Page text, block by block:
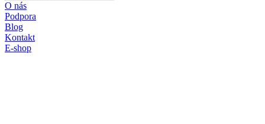
O nás
Podpora
Blog
Kontakt
E-shop